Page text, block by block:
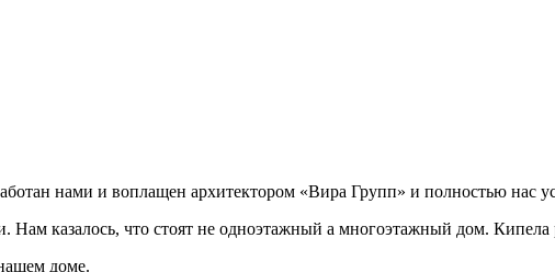
нами и воплащен архитектором «Вира Групп» и полностью нас
Нам казалось, что стоят не одноэтажный а многоэтажный дом.
доме.